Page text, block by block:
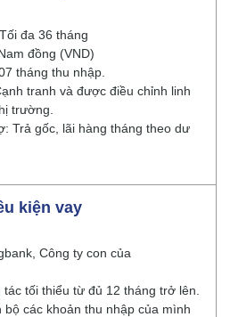
đa 36 tháng
đồng (VND)
tháng thu nhập.
tranh và được điều chỉnh linh
trường.
Trả gốc, lãi hàng tháng theo dư
kiện vay
Công ty con của
tối thiểu từ đủ 12 tháng trở lên.
bộ các khoản thu nhập của mình